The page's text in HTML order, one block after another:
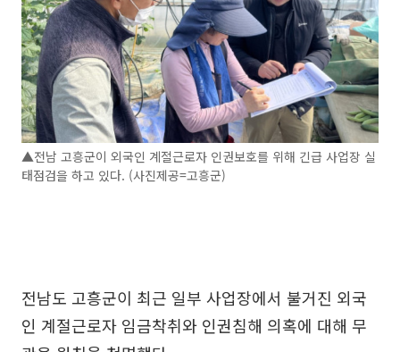
▲전남 고흥군이 외국인 계절근로자 인권보호를 위해 긴급 사업장 실
태점검을 하고 있다. (사진제공=고흥군)
전남도 고흥군이 최근 일부 사업장에서 불거진 외국
인 계절근로자 임금착취와 인권침해 의혹에 대해 무